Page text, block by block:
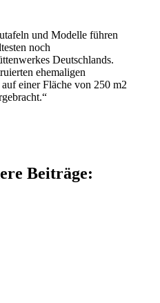
und Modelle führen
noch
Deutschlands.
ehemaligen
einer Fläche von 250 m2
Beiträge: